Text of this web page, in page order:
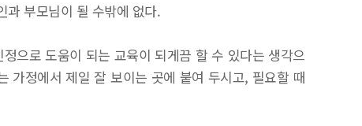
과 부모님이 될 수밖에 없다.
으로 도움이 되는 교육이 되게끔 할 수 있다는 생각으
가정에서 제일 잘 보이는 곳에 붙여 두시고, 필요할 때